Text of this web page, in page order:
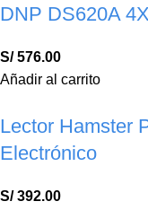
DNP DS620A
S/576.00
Añadir al carrito
Lector Hamster
Electrónico
S/392.00